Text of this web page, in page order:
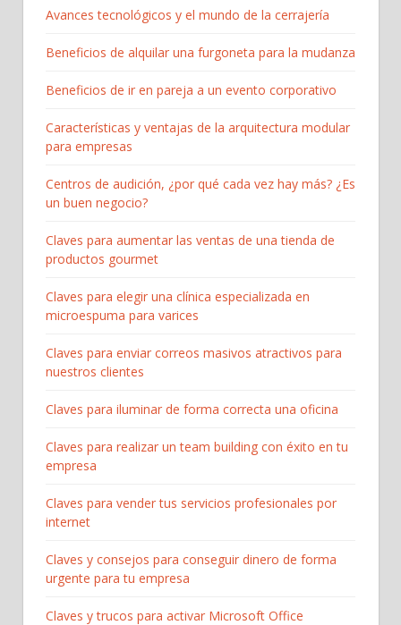
Avances tecnológicos y el mundo de la cerrajería
Beneficios de alquilar una furgoneta para la mudanza
Beneficios de ir en pareja a un evento corporativo
Características y ventajas de la arquitectura modular
para empresas
Centros de audición, ¿por qué cada vez hay más? ¿Es
un buen negocio?
Claves para aumentar las ventas de una tienda de
productos gourmet
Claves para elegir una clínica especializada en
microespuma para varices
Claves para enviar correos masivos atractivos para
nuestros clientes
Claves para iluminar de forma correcta una oficina
Claves para realizar un team building con éxito en tu
empresa
Claves para vender tus servicios profesionales por
internet
Claves y consejos para conseguir dinero de forma
urgente para tu empresa
Claves y trucos para activar Microsoft Office